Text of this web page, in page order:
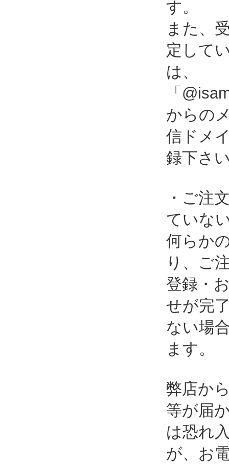
す。
また、
定して
は、
「
からの
信ドメ
録下さ
・ご注
ていな
何らか
り、ご
登録・
せが完
ない場
ます。
弊店か
等が届
は恐れ
が、お